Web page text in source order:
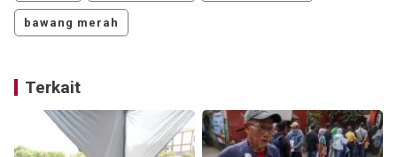
bawang merah
Terkait